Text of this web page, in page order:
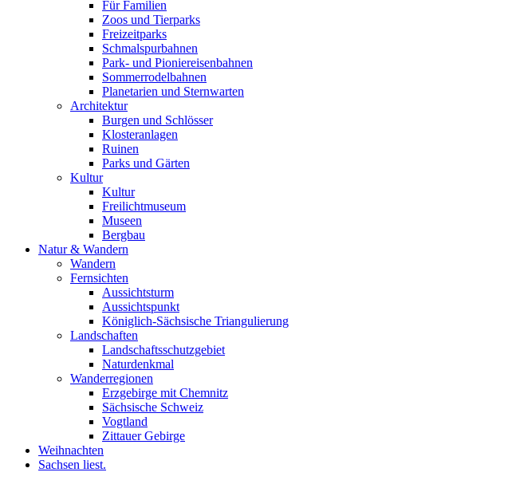
Für Familien
Zoos und Tierparks
Freizeitparks
Schmalspurbahnen
Park- und Pioniereisenbahnen
Sommerrodelbahnen
Planetarien und Sternwarten
Architektur
Burgen und Schlösser
Klosteranlagen
Ruinen
Parks und Gärten
Kultur
Kultur
Freilichtmuseum
Museen
Bergbau
Natur & Wandern
Wandern
Fernsichten
Aussichtsturm
Aussichtspunkt
Königlich-Sächsische Triangulierung
Landschaften
Landschaftsschutzgebiet
Naturdenkmal
Wanderregionen
Erzgebirge mit Chemnitz
Sächsische Schweiz
Vogtland
Zittauer Gebirge
Weihnachten
Sachsen liest.